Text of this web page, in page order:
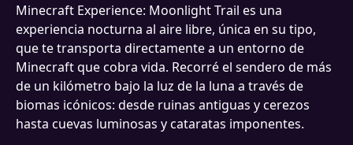
Minecraft Experience: Moonlight Trail es una
experiencia nocturna al aire libre, única en su tipo,
que te transporta directamente a un entorno de
Minecraft que cobra vida. Recorré el sendero de más
de un kilómetro bajo la luz de la luna a través de
biomas icónicos: desde ruinas antiguas y cerezos
hasta cuevas luminosas y cataratas imponentes.